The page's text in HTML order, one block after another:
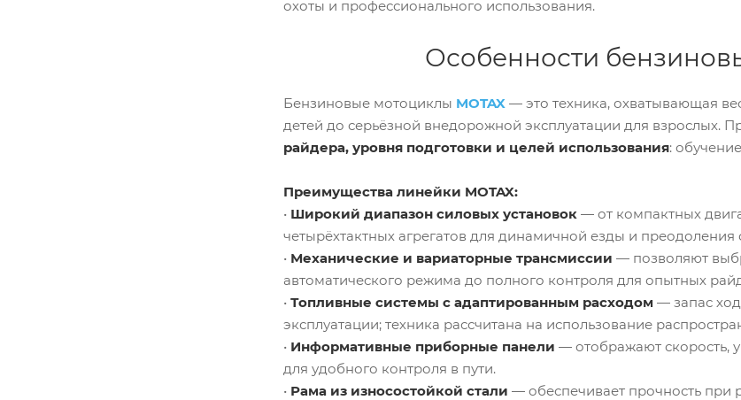
охоты и профессионального использования.
Особенности
Бензиновые мотоциклы MOTAX — это техника, охватывающая
детей до серьёзной внедорожной эксплуатации для взрослых.
райдера, уровня подготовки и целей использования:
Преимущества линейки MOTAX:
• Широкий диапазон силовых установок — от компактных
четырёхтактных агрегатов для динамичной езды и преодоления
• Механические и вариаторные трансмиссии — позволяют
автоматического режима до полного контроля для опытных
• Топливные системы с адаптированным расходом — запас
эксплуатации; техника рассчитана на использование
• Информативные приборные панели — отображают скорость,
для удобного контроля в пути.
• Рама из износостойкой стали — обеспечивает прочность при